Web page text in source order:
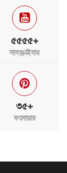
৫৫৫৫+
সাবস্ক্রাইবার
৩৫+
ফলোয়ার